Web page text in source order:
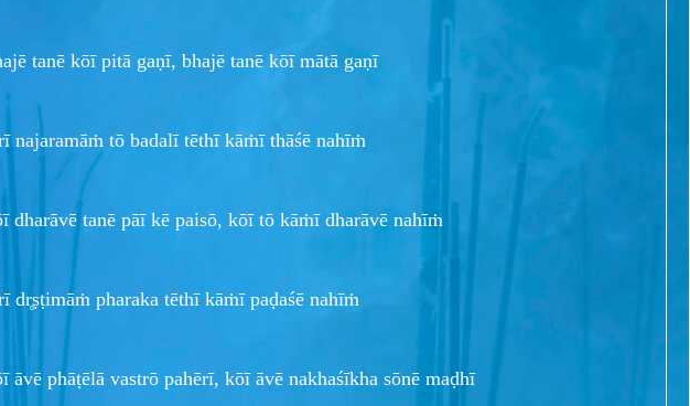
tanē kōī pitā gaṇī, bhajē tanē kōī mātā gaṇī
najaramāṁ tō badalī tēthī kāṁī thāśē nahīṁ
dharāvē tanē pāī kē paisō, kōī tō kāṁī dharāvē nahīṁ
dr̥ṣṭimāṁ pharaka tēthī kāṁī paḍaśē nahīṁ
āvē phāṭēlā vastrō pahērī, kōī āvē nakhaśīkha sōnē maḍhī